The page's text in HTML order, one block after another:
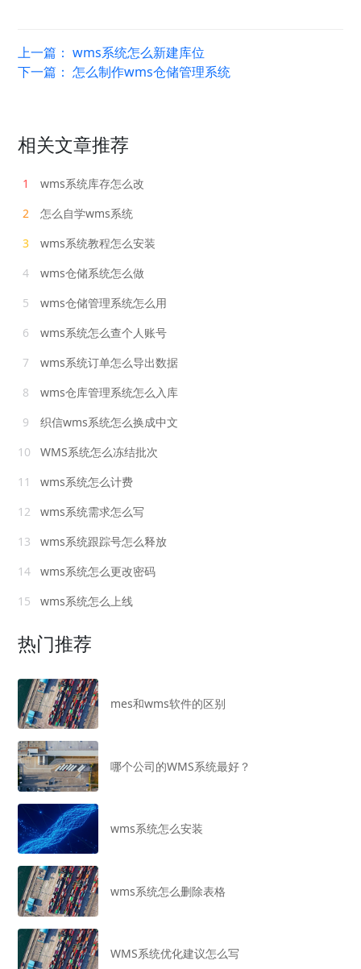
上一篇：wms系统怎么新建库位
下一篇：怎么制作wms仓储管理系统
相关文章推荐
1
wms系统库存怎么改
2
怎么自学wms系统
3
wms系统教程怎么安装
4
wms仓储系统怎么做
5
wms仓储管理系统怎么用
6
wms系统怎么查个人账号
7
wms系统订单怎么导出数据
8
wms仓库管理系统怎么入库
9
织信wms系统怎么换成中文
10
WMS系统怎么冻结批次
11
wms系统怎么计费
12
wms系统需求怎么写
13
wms系统跟踪号怎么释放
14
wms系统怎么更改密码
15
wms系统怎么上线
热门推荐
mes和wms软件的区别
哪个公司的WMS系统最好？
wms系统怎么安装
wms系统怎么删除表格
WMS系统优化建议怎么写